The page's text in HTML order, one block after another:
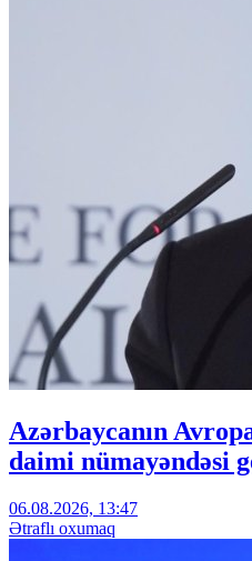
Azərbaycanın
daimi nümayəndəsi
06.08.2026, 13:47
Ətraflı oxumaq